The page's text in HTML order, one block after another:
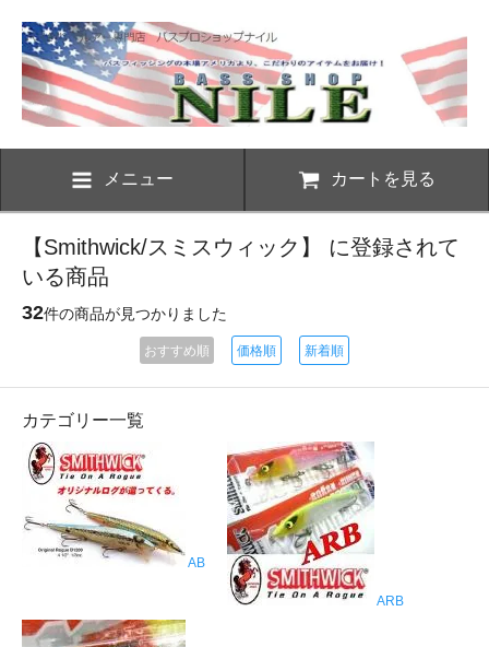
メニュー カートを見る
【Smithwick/スミスウィック】 に登録されて
いる商品
32件の商品が見つかりました
おすすめ順 価格順 新着順
カテゴリー一覧
AB
ARB